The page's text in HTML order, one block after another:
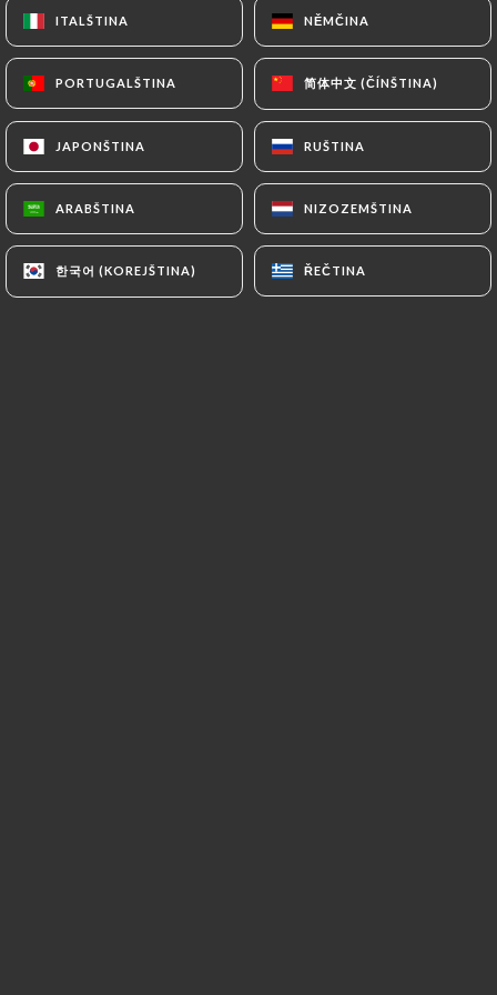
NABÍDKA CS
ITALŠTINA NĚMČINA
PORTUGALŠTINA 简体中文 (ČÍNŠTINA)
JAPONŠTINA RUŠTINA
ARABŠTINA NIZOZEMŠTINA
한국어 (KOREJŠTINA) ŘEČTINA
DOMŮ GALERIE
Galerie
ITALŠTINA NĚMČINA
PORTUGALŠTINA 简体中文 (ČÍNŠTINA)
JAPONŠTINA RUŠTINA
ARABŠTINA NIZOZEMŠTINA
한국어 (KOREJŠTINA) ŘEČTINA